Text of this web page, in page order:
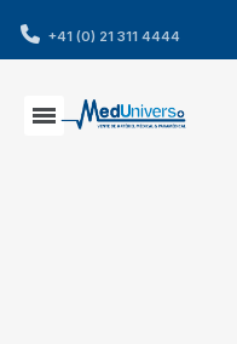
+41 (0) 21 311 4444